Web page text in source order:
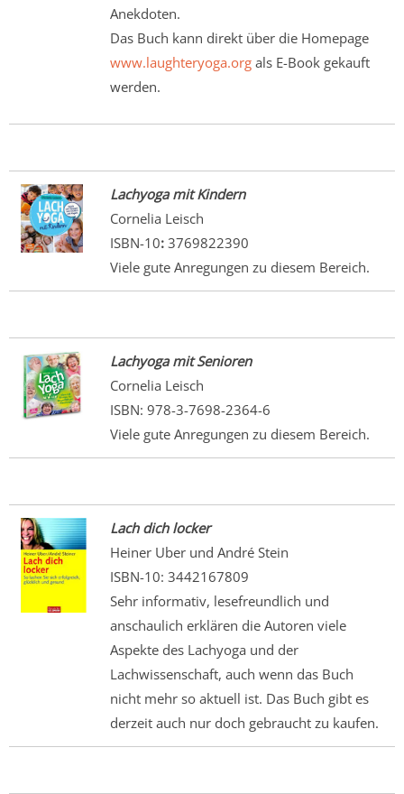
Anekdoten.
Das Buch kann direkt über die Homepage
www.laughteryoga.org als E-Book gekauft
werden.
Lachyoga mit Kindern
Cornelia Leisch
ISBN-10: 3769822390
Viele gute Anregungen zu diesem Bereich.
Lachyoga mit Senioren
Cornelia Leisch
ISBN: 978-3-7698-2364-6
Viele gute Anregungen zu diesem Bereich.
Lach dich locker
Heiner Uber und André Stein
ISBN-10: 3442167809
Sehr informativ, lesefreundlich und
anschaulich erklären die Autoren viele
Aspekte des Lachyoga und der
Lachwissenschaft, auch wenn das Buch
nicht mehr so aktuell ist. Das Buch gibt es
derzeit auch nur doch gebraucht zu kaufen.